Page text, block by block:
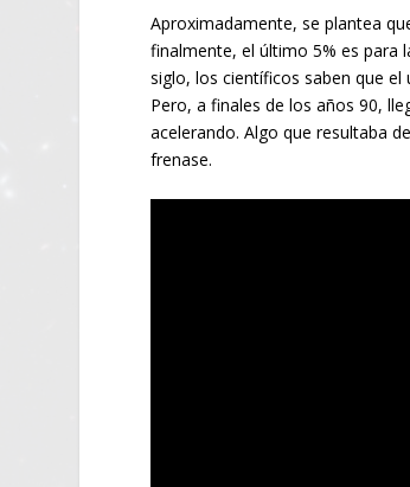
Aproximadamente, se plantea
finalmente, el último 5% es para
siglo, los científicos saben que
Pero, a finales de los años 90,
acelerando. Algo que resultaba
frenase.